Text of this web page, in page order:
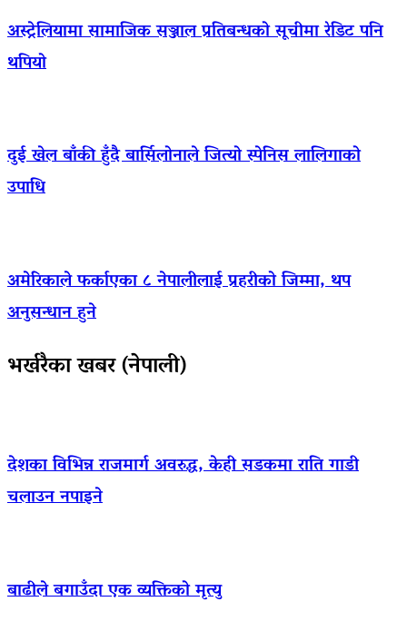
अस्ट्रेलियामा सामाजिक सञ्जाल प्रतिबन्धको सूचीमा रेडिट पनि
थपियो
दुई खेल बाँकी हुँदै बार्सिलोनाले जित्यो स्पेनिस लालिगाको
उपाधि
अमेरिकाले फर्काएका ८ नेपालीलाई प्रहरीको जिम्मा, थप
अनुसन्धान हुने
भर्खरैका खबर (नेपाली)
देशका विभिन्न राजमार्ग अवरुद्ध, केही सडकमा राति गाडी
चलाउन नपाइने
बाढीले बगाउँदा एक व्यक्तिको मृत्यु